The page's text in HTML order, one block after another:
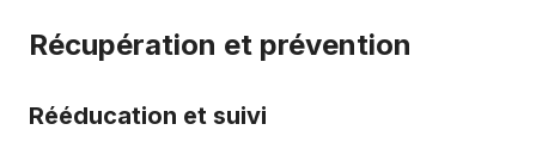
Récupération et prévention
Rééducation et suivi